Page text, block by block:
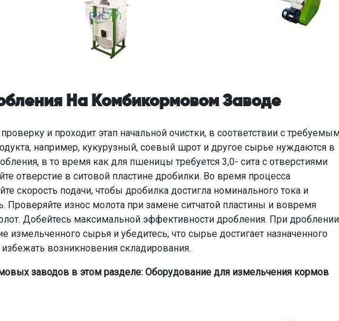
На Комбикормовом Заводе
и проходит этап начальной очистки, в соответствии с
например, кукурузный, соевый шрот и другое сырье нуждаются в
в то время как для пшеницы требуется 3,0- сита с отверстиями
отверстие в ситовой пластине дробилки. Во время процесса
скорость подачи, чтобы дробилка достигла номинального тока и
Проверяйте износ молота при замене ситчатой пластины и вовремя
Добейтесь максимальной эффективности дробления. При дроблении
измельченного сырья и убедитесь, что сырье достигает назначенного
возникновения складирования.
заводов в этом разделе: Оборудование для измельчения кормов